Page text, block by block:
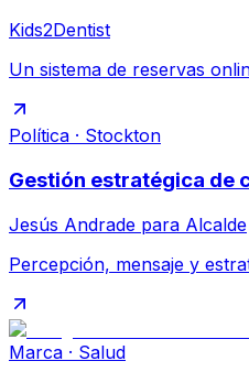
Kids2Dentist
Un sistema de reservas
Política · Stockton
Gestión estratégica de
Jesús Andrade para Alcalde
Percepción, mensaje y
Marca · Salud